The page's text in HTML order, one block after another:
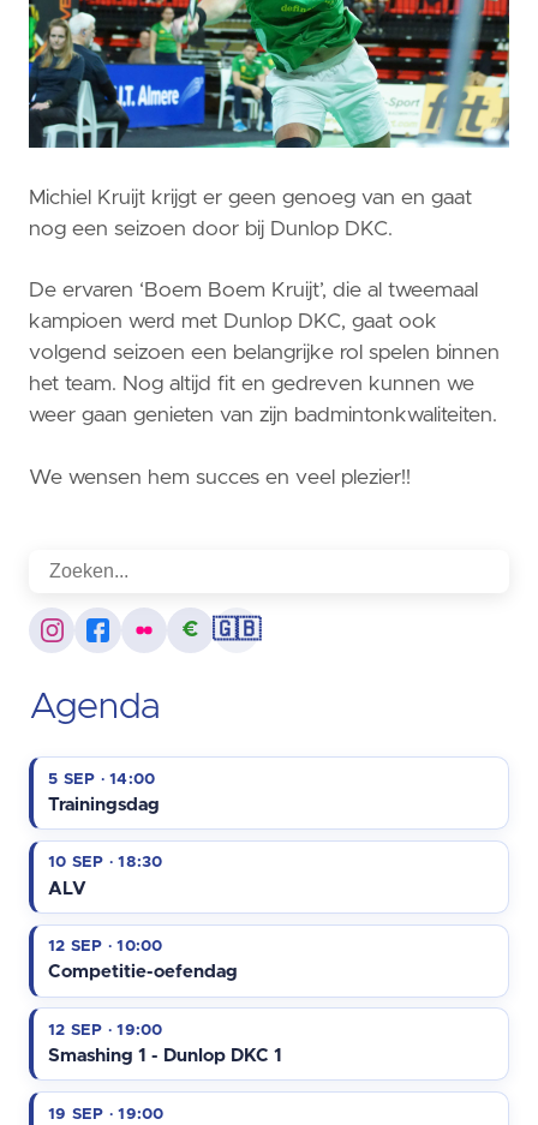
Michiel Kruijt krijgt er geen genoeg van en gaat
nog een seizoen door bij Dunlop DKC.
De ervaren ‘Boem Boem Kruijt’, die al tweemaal
kampioen werd met Dunlop DKC, gaat ook
volgend seizoen een belangrijke rol spelen binnen
het team. Nog altijd fit en gedreven kunnen we
weer gaan genieten van zijn badmintonkwaliteiten.
We wensen hem succes en veel plezier!!
€ 🇬🇧
Agenda
5 SEP · 14:00
Trainingsdag
10 SEP · 18:30
ALV
12 SEP · 10:00
Competitie-oefendag
12 SEP · 19:00
Smashing 1 - Dunlop DKC 1
19 SEP · 19:00